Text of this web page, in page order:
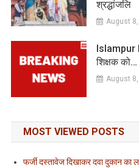
श्रद्धांजलि
August
Islampur
शिक्षक को…
August
MOST VIEWED POSTS
फर्जी दस्तावेज दिखाकर दवा दुकान का